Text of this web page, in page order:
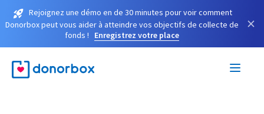
Rejoignez une démo en de 30 minutes pour voir comment
Donorbox peut vous aider à atteindre vos objectifs de collecte de
fonds !
Enregistrez votre place
×